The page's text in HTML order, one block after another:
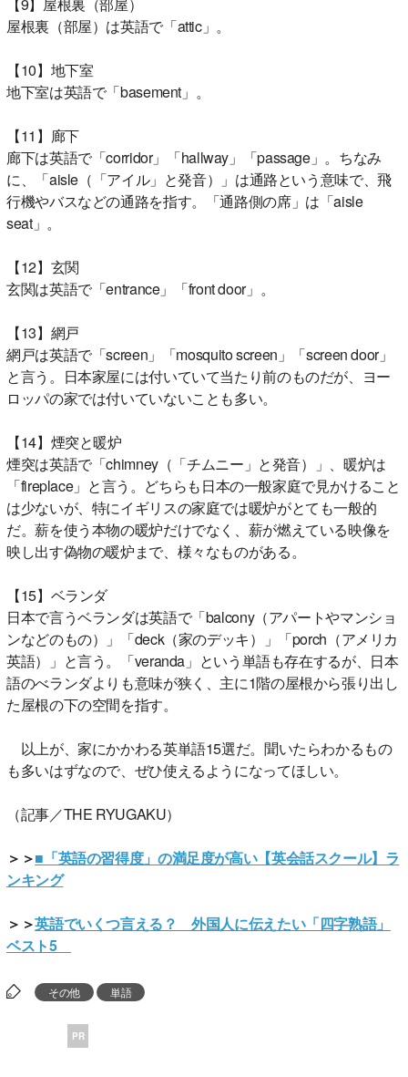
屋根裏（部屋）は英語で「attic」。
【10】地下室
地下室は英語で「basement」。
【11】廊下
廊下は英語で「corridor」「hallway」「passage」。ちなみ
に、「aisle（「アイル」と発音）」は通路という意味で、飛
行機やバスなどの通路を指す。「通路側の席」は「aisle
seat」。
【12】玄関
玄関は英語で「entrance」「front door」。
【13】網戸
網戸は英語で「screen」「mosquito screen」「screen door」
と言う。日本家屋には付いていて当たり前のものだが、ヨー
ロッパの家では付いていないことも多い。
【14】煙突と暖炉
煙突は英語で「chimney（「チムニー」と発音）」、暖炉は
「fireplace」と言う。どちらも日本の一般家庭で見かけること
は少ないが、特にイギリスの家庭では暖炉がとても一般的
だ。薪を使う本物の暖炉だけでなく、薪が燃えている映像を
映し出す偽物の暖炉まで、様々なものがある。
【15】ベランダ
日本で言うベランダは英語で「balcony（アパートやマンショ
ンなどのもの）」「deck（家のデッキ）」「porch（アメリカ
英語）」と言う。「veranda」という単語も存在するが、日本
語のべランダよりも意味が狭く、主に1階の屋根から張り出し
た屋根の下の空間を指す。
以上が、家にかかわる英単語15選だ。聞いたらわかるもの
も多いはずなので、ぜひ使えるようになってほしい。
（記事／THE RYUGAKU）
＞＞■「英語の習得度」の満足度が高い【英会話スクール】ラ
ンキング
＞＞英語でいくつ言える？ 外国人に伝えたい「四字熟語」
ベスト5
その他 単語
PR